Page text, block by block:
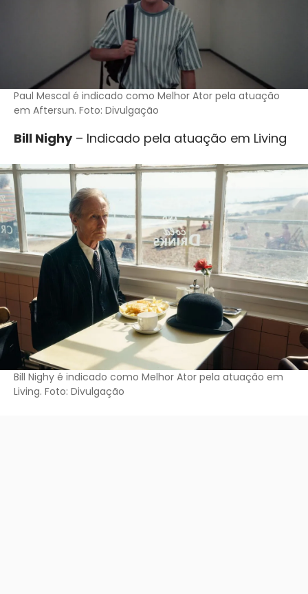
Paul Mescal é indicado como Melhor Ator pela atuação
em Aftersun. Foto: Divulgação
Bill Nighy– Indicado pela atuação em Living
Bill Nighy é indicado como Melhor Ator pela atuação em
Living. Foto: Divulgação